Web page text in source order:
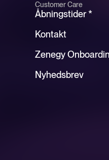
Customer Care
Åbningstider *
Kontakt
Zenegy
Nyhedsbrev